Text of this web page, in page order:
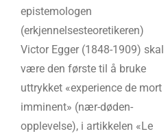
epistemologen
(erkjennelsesteoretikeren)
Victor Egger (1848-1909) skal
være den første til å bruke
uttrykket «experience de mort
imminent» (nær-døden-
opplevelse), i artikkelen «Le